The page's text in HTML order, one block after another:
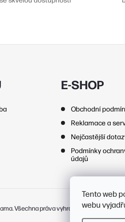
Tento web
webu
r
E-SHOP
Obchodní
Reklamace a
Nejčastější
Podmínky
údajů
. Všechna práva vyhrazena.Upravit